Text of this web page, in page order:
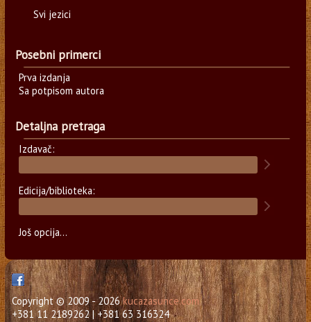
Svi jezici
Posebni primerci
Prva izdanja
Sa potpisom autora
Detaljna pretraga
Izdavač:
Edicija/biblioteka:
Još opcija...
Copyright © 2009 - 2026kucazasunce.com
+381 11 2189262 | +381 63 316324